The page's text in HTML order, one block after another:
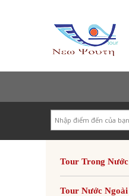
Search
Tour Trong Nước
Tour Nước Ngoài